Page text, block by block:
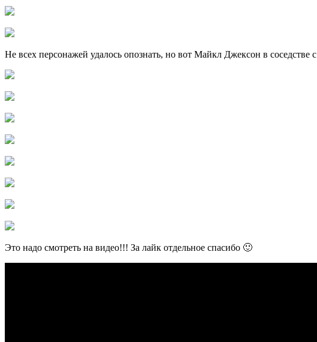
Не всех персонажей удалось опознать, но вот Майкл Джексон в соседстве
Это надо смотреть на видео!!! За лайк отдельное спасибо 🙂